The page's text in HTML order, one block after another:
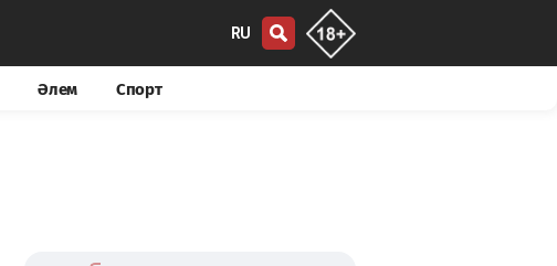
RU
Әлем Спорт